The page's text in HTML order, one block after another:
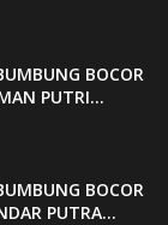
BOCOR
PUTRI...
BOCOR
PUTRA...